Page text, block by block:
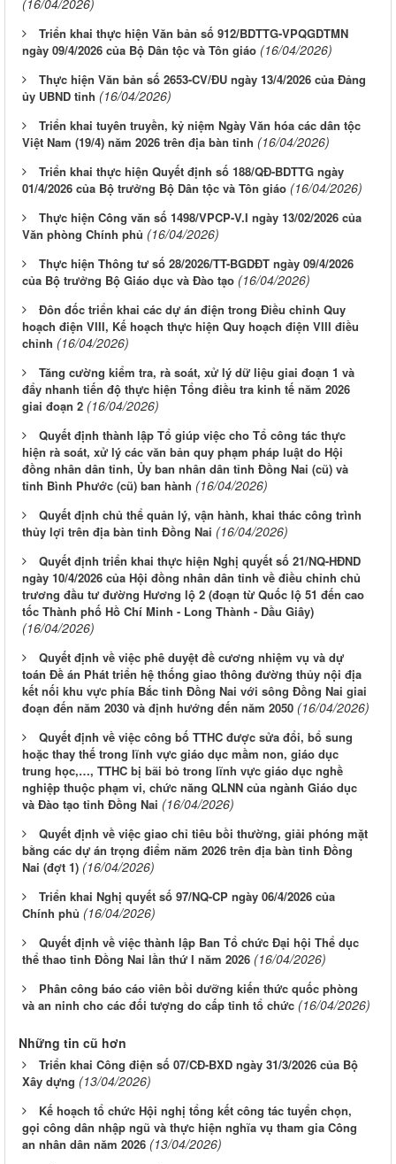
(16/04/2026)
Triển khai thực hiện Văn bản số 912/BDTTG-VPQGDTMN
ngày 09/4/2026 của Bộ Dân tộc và Tôn giáo (16/04/2026)
Thực hiện Văn bản số 2653-CV/ĐU ngày 13/4/2026 của Đảng
ủy UBND tỉnh (16/04/2026)
Triển khai tuyên truyền, kỷ niệm Ngày Văn hóa các dân tộc
Việt Nam (19/4) năm 2026 trên địa bàn tỉnh (16/04/2026)
Triển khai thực hiện Quyết định số 188/QĐ-BDTTG ngày
01/4/2026 của Bộ trưởng Bộ Dân tộc và Tôn giáo (16/04/2026)
Thực hiện Công văn số 1498/VPCP-V.I ngày 13/02/2026 của
Văn phòng Chính phủ (16/04/2026)
Thực hiện Thông tư số 28/2026/TT-BGDĐT ngày 09/4/2026
của Bộ trưởng Bộ Giáo dục và Đào tạo (16/04/2026)
Đôn đốc triển khai các dự án điện trong Điều chỉnh Quy
hoạch điện VIII, Kế hoạch thực hiện Quy hoạch điện VIII điều
chỉnh (16/04/2026)
Tăng cường kiểm tra, rà soát, xử lý dữ liệu giai đoạn 1 và
đẩy nhanh tiến độ thực hiện Tổng điều tra kinh tế năm 2026
giai đoạn 2 (16/04/2026)
Quyết định thành lập Tổ giúp việc cho Tổ công tác thực
hiện rà soát, xử lý các văn bản quy phạm pháp luật do Hội
đồng nhân dân tỉnh, Ủy ban nhân dân tỉnh Đồng Nai (cũ) và
tỉnh Bình Phước (cũ) ban hành (16/04/2026)
Quyết định chủ thể quản lý, vận hành, khai thác công trình
thủy lợi trên địa bàn tỉnh Đồng Nai (16/04/2026)
Quyết định triển khai thực hiện Nghị quyết số 21/NQ-HĐND
ngày 10/4/2026 của Hội đồng nhân dân tỉnh về điều chỉnh chủ
trương đầu tư đường Hương lộ 2 (đoạn từ Quốc lộ 51 đến cao
tốc Thành phố Hồ Chí Minh - Long Thành - Dầu Giây)
(16/04/2026)
Quyết định về việc phê duyệt đề cương nhiệm vụ và dự
toán Đề án Phát triển hệ thống giao thông đường thủy nội địa
kết nối khu vực phía Bắc tỉnh Đồng Nai với sông Đồng Nai giai
đoạn đến năm 2030 và định hướng đến năm 2050 (16/04/2026)
Quyết định về việc công bố TTHC được sửa đổi, bổ sung
hoặc thay thế trong lĩnh vực giáo dục mầm non, giáo dục
trung học,…, TTHC bị bãi bỏ trong lĩnh vực giáo dục nghề
nghiệp thuộc phạm vi, chức năng QLNN của ngành Giáo dục
và Đào tạo tỉnh Đồng Nai (16/04/2026)
Quyết định về việc giao chỉ tiêu bồi thường, giải phóng mặt
bằng các dự án trọng điểm năm 2026 trên địa bàn tỉnh Đồng
Nai (đợt 1) (16/04/2026)
Triển khai Nghị quyết số 97/NQ-CP ngày 06/4/2026 của
Chính phủ (16/04/2026)
Quyết định về việc thành lập Ban Tổ chức Đại hội Thể dục
thể thao tỉnh Đồng Nai lần thứ I năm 2026 (16/04/2026)
Phân công báo cáo viên bồi dưỡng kiến thức quốc phòng
và an ninh cho các đối tượng do cấp tỉnh tổ chức (16/04/2026)
Những tin cũ hơn
Triển khai Công điện số 07/CĐ-BXD ngày 31/3/2026 của Bộ
Xây dựng (13/04/2026)
Kế hoạch tổ chức Hội nghị tổng kết công tác tuyển chọn,
gọi công dân nhập ngũ và thực hiện nghĩa vụ tham gia Công
an nhân dân năm 2026 (13/04/2026)